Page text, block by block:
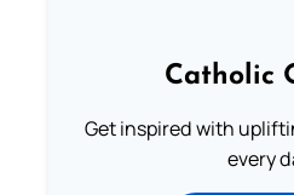
Catholic
Get inspired with
every